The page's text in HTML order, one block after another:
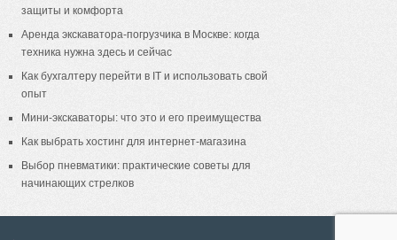
защиты и комфорта
Аренда экскаватора-погрузчика в Москве: когда
техника нужна здесь и сейчас
Как бухгалтеру перейти в IT и использовать свой
опыт
Мини-экскаваторы: что это и его преимущества
Как выбрать хостинг для интернет-магазина
Выбор пневматики: практические советы для
начинающих стрелков